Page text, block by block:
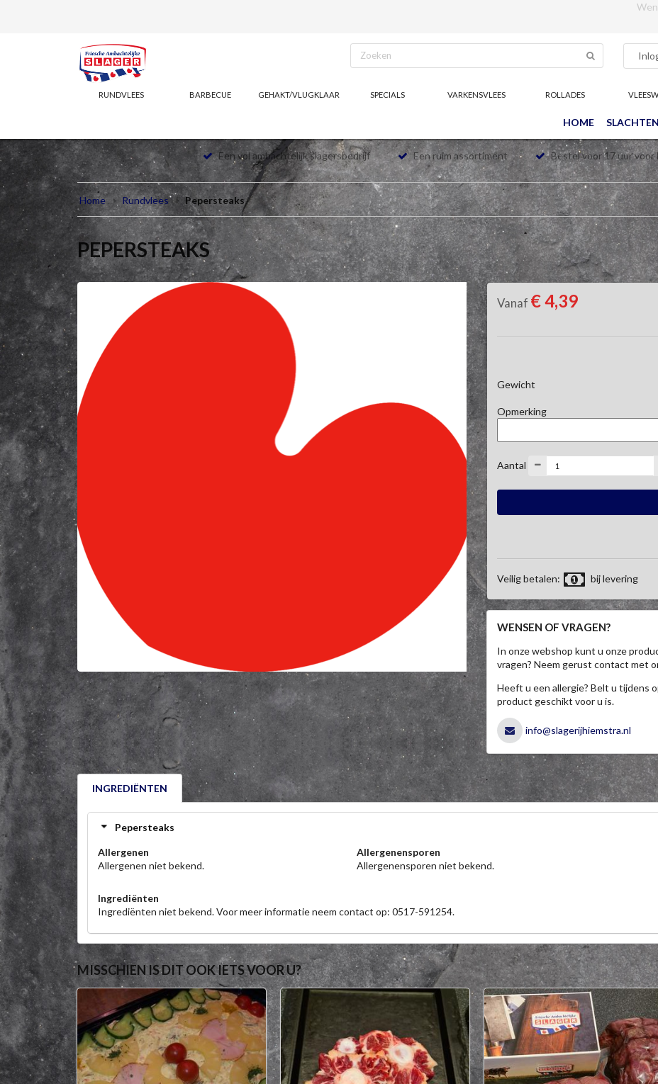
RUNDVLEES BARBECUE GEHAKT/VLUGKLAAR SPECIALS VARKENSVLEES ROLLADES
HOME SLACHTEN
Een vol ambachtelijk slagersbedrijf Een ruim assortiment Bestel voor 17 uur voor
Home Rundvlees Pepersteaks
PEPERSTEAKS
Vanaf € 4,39
Gewicht
Opmerking
Aantal
Veilig betalen: bij levering
WENSEN OF VRAGEN?
In onze webshop kunt u onze
vragen? Neem gerust contact met
Heeft u een allergie? Belt u tijdens
product geschikt voor u is.
info@slagerijhiemstra.nl
INGREDIËNTEN
Pepersteaks
Allergenen
Allergenen niet bekend.
Allergenensporen
Allergenensporen niet bekend.
Ingrediënten
Ingrediënten niet bekend. Voor meer informatie neem contact op: 0517-591254.
MISSCHIEN IS DIT OOK IETS VOOR U?